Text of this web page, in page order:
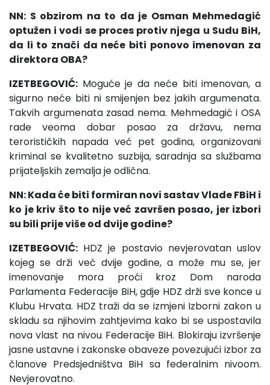
NN: S obzirom na to da je Osman Mehmedagić
optužen i vodi se proces protiv njega u Sudu BiH,
da li to znači da neće biti ponovo imenovan za
direktora OBA?
IZETBEGOVIĆ: Moguće je da neće biti imenovan, a
sigurno neće biti ni smijenjen bez jakih argumenata.
Takvih argumenata zasad nema. Mehmedagić i OSA
rade veoma dobar posao za državu, nema
terorističkih napada već pet godina, organizovani
kriminal se kvalitetno suzbija, saradnja sa službama
prijateljskih zemalja je odlična.
NN: Kada će biti formiran novi sastav Vlade FBiH i
ko je kriv što to nije već završen posao, jer izbori
su bili prije više od dvije godine?
IZETBEGOVIĆ: HDZ je postavio nevjerovatan uslov
kojeg se drži već dvije godine, a može mu se, jer
imenovanje mora proći kroz Dom naroda
Parlamenta Federacije BiH, gdje HDZ drži sve konce u
Klubu Hrvata. HDZ traži da se izmjeni Izborni zakon u
skladu sa njihovim zahtjevima kako bi se uspostavila
nova vlast na nivou Federacije BiH. Blokiraju izvršenje
jasne ustavne i zakonske obaveze povezujući izbor za
članove Predsjedništva BiH sa federalnim nivoom.
Nevjerovatno.